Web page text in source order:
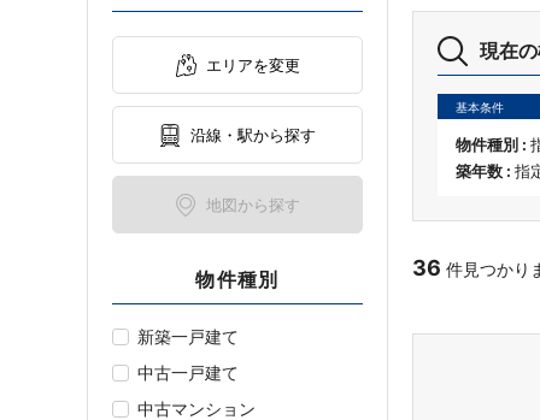
エリアを変更
沿線・駅から探す
地図から探す
物件種別
新築一戸建て
中古一戸建て
中古マンション
現在
基本条件
物件種別 :
築年数 : 指
36 件見つかり